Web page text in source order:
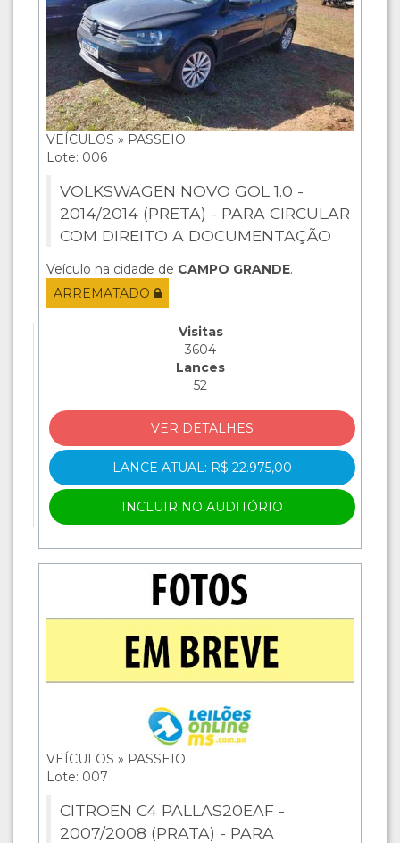
VEÍCULOS » PASSEIO
Lote: 006
VOLKSWAGEN NOVO GOL 1.0 -
2014/2014 (PRETA) - PARA CIRCULAR
COM DIREITO A DOCUMENTAÇÃO
Veículo na cidade de CAMPO GRANDE.
ARREMATADO
Visitas
3604
Lances
52
VER DETALHES
LANCE ATUAL: R$ 22.975,00
INCLUIR NO AUDITÓRIO
VEÍCULOS » PASSEIO
Lote: 007
CITROEN C4 PALLAS20EAF -
2007/2008 (PRATA) - PARA